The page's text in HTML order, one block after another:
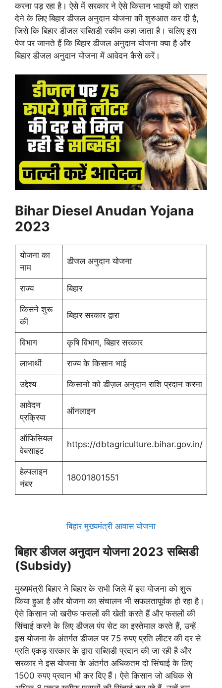
करना पड़ रहा है। ऐसे में सरकार ने ऐसे किसान भाइयों को राहत
देने के लिए बिहार डीजल अनुदान योजना की शुरुआत कर दी है,
जिसे कि बिहार डीजल सब्सिडी स्कीम कहा जाता है। चलिए इस
पेज पर जानते हैं कि बिहार डीजल अनुदान योजना क्या है और
बिहार डीजल अनुदान योजना में आवेदन कैसे करें।
Bihar Diesel Anudan Yojana
2023
योजना का
नाम
डीजल अनुदान योजना
राज्य बिहार
किसने शुरू
की
बिहार सरकार द्वारा
विभाग कृषि विभाग, बिहार सरकार
लाभार्थी ‌ राज्य के किसान भाई
उद्देश्य किसानो को डीज़ल अनुदान राशि प्रदान करना
आवेदन
प्रक्रिया
ऑनलाइन
ऑफिसियल
वेबसाइट
https://dbtagriculture.bihar.gov.in/
हेल्पलाइन
नंबर
18001801551
बिहार मुख्यमंत्री आवास योजना
बिहार डीजल अनुदान योजना 2023 सब्सिडी
(Subsidy)
मुख्यमंत्री बिहार ने बिहार के सभी जिले में इस योजना को शुरू
किया हुआ है और योजना का संचालन भी सफलतापूर्वक हो रहा है।
ऐसे किसान जो खरीफ फसलों की खेती करते हैं और फसलों की
सिंचाई करने के लिए डीजल पंप सेट का इस्तेमाल करते हैं, उन्हें
इस योजना के अंतर्गत डीजल पर 75 रुपए प्रति लीटर की दर से
प्रति एकड़ सरकार के द्वारा सब्सिडी प्रदान की जा रही है और
सरकार ने इस योजना के अंतर्गत अधिकतम दो सिंचाई के लिए
1500 रुपए प्रदान भी कर दिए हैं। ऐसे किसान जो अधिक से